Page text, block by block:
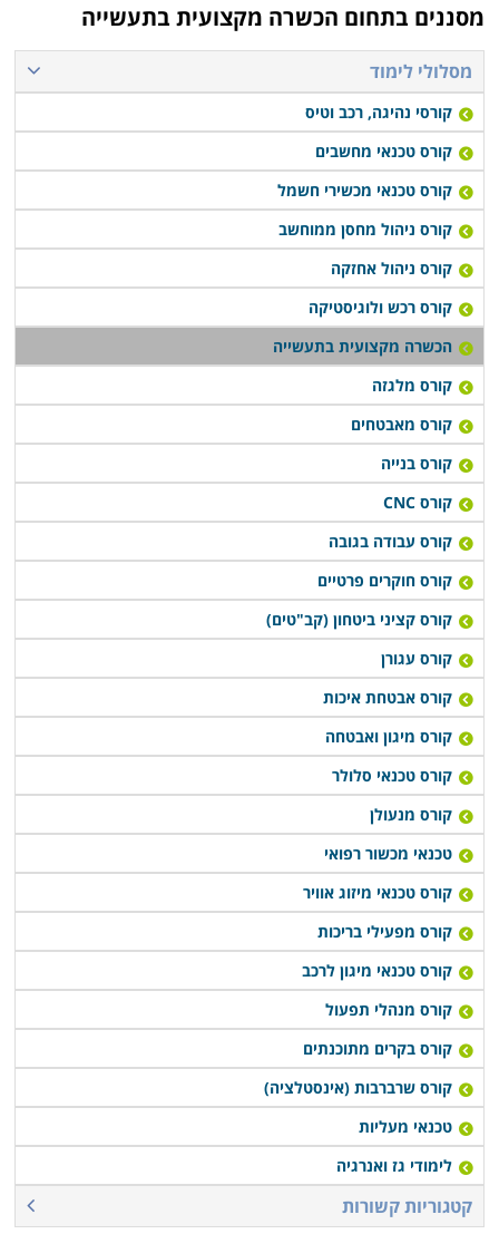
מסננים בתחום הכשרה מקצועית בתעשייה
מסלולי לימוד
קורסי נהיגה, רכב וטיס
קורס טכנאי מחשבים
קורס טכנאי מכשירי חשמל
קורס ניהול מחסן ממוחשב
קורס ניהול אחזקה
קורס רכש ולוגיסטיקה
הכשרה מקצועית בתעשייה
קורס מלגזה
קורס מאבטחים
קורס בנייה
קורס CNC
קורס עבודה בגובה
קורס חוקרים פרטיים
קורס קציני ביטחון (קב"טים)
קורס עגורן
קורס אבטחת איכות
קורס מיגון ואבטחה
קורס טכנאי סלולר
קורס מנעולן
טכנאי מכשור רפואי
קורס טכנאי מיזוג אוויר
קורס מפעילי בריכות
קורס טכנאי מיגון לרכב
קורס מנהלי תפעול
קורס בקרים מתוכנתים
קורס שרברבות (אינסטלציה)
טכנאי מעליות
לימודי גז ואנרגיה
קטגוריות קשורות